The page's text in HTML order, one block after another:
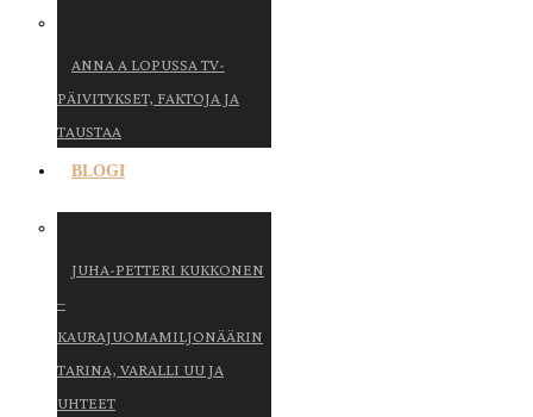
ANNA A LOPUSSA TV-
PÄIVITYKSET, FAKTOJA JA
TAUSTAA
BLOGI
JUHA-PETTERI KUKKONEN
–
KAURAJUOMAMILJONÄÄRIN
TARINA, VARALLI UU JA
UHTEET